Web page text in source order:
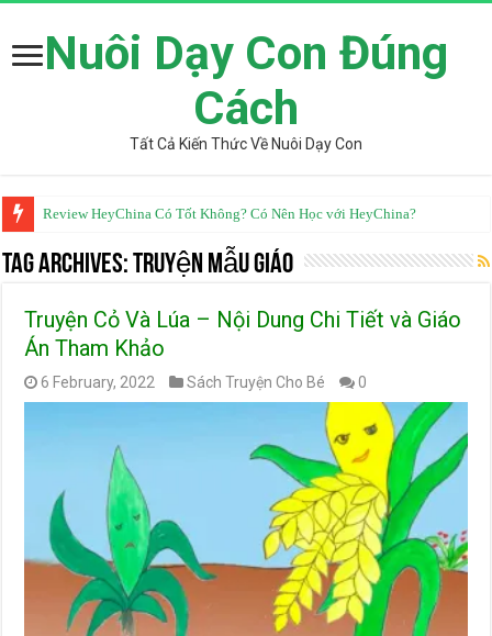
Nuôi Dạy Con Đúng
Cách
Tất Cả Kiến Thức Về Nuôi Dạy Con
Review HeyChina Có Tốt Không? Có Nên Học với HeyChina?
Từ Điển Mazii Có Tốt Không? Review Chi Tiết Từ Góc Nhìn Chuyên Gia
Tag Archives:Truyện Mẫu Giáo
Truyện Cỏ Và Lúa – Nội Dung Chi Tiết và Giáo
Án Tham Khảo
6 February, 2022 Sách Truyện Cho Bé 0